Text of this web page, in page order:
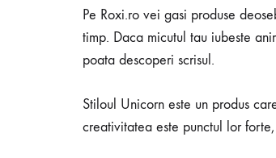
Pe Roxi.ro vei gasi produse
timp. Daca micutul tau iubeste
poata descoperi scrisul.
Stiloul Unicorn este un produs
creativitatea este punctul lor